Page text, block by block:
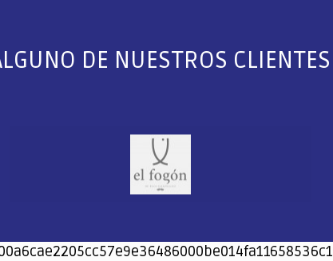
DE NUESTROS CLIENTES